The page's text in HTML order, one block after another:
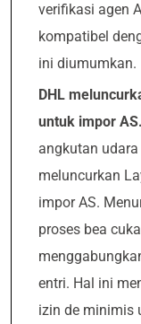
verifikasi agen
kompatibel
ini diumumkan.
DHL
untuk impor AS.
angkutan
meluncurkan
impor AS.
proses bea
entri. Hal ini
izin de minimis